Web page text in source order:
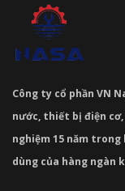
Công ty cổ phần VN
nước, thiết bị điện
nghiệm 15 năm
dùng của hàng ngàn